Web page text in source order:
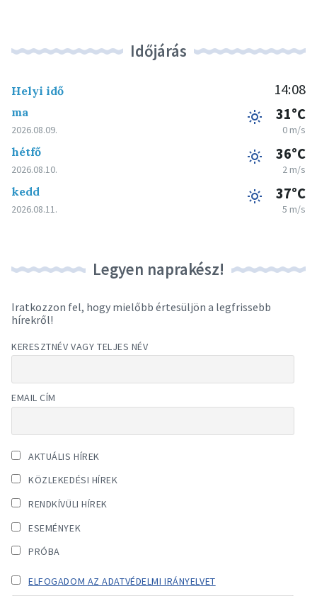
Időjárás
Helyi idő 14:08
ma
2026.08.09.
31°C
0 m/s
hétfő
2026.08.10.
36°C
2 m/s
kedd
2026.08.11.
37°C
5 m/s
Legyen naprakész!
Iratkozzon fel, hogy mielőbb értesüljön a legfrissebb
hírekről!
KERESZTNÉV VAGY TELJES NÉV
EMAIL CÍM
AKTUÁLIS HÍREK
KÖZLEKEDÉSI HÍREK
RENDKÍVÜLI HÍREK
ESEMÉNYEK
PRÓBA
ELFOGADOM AZ ADATVÉDELMI IRÁNYELVET